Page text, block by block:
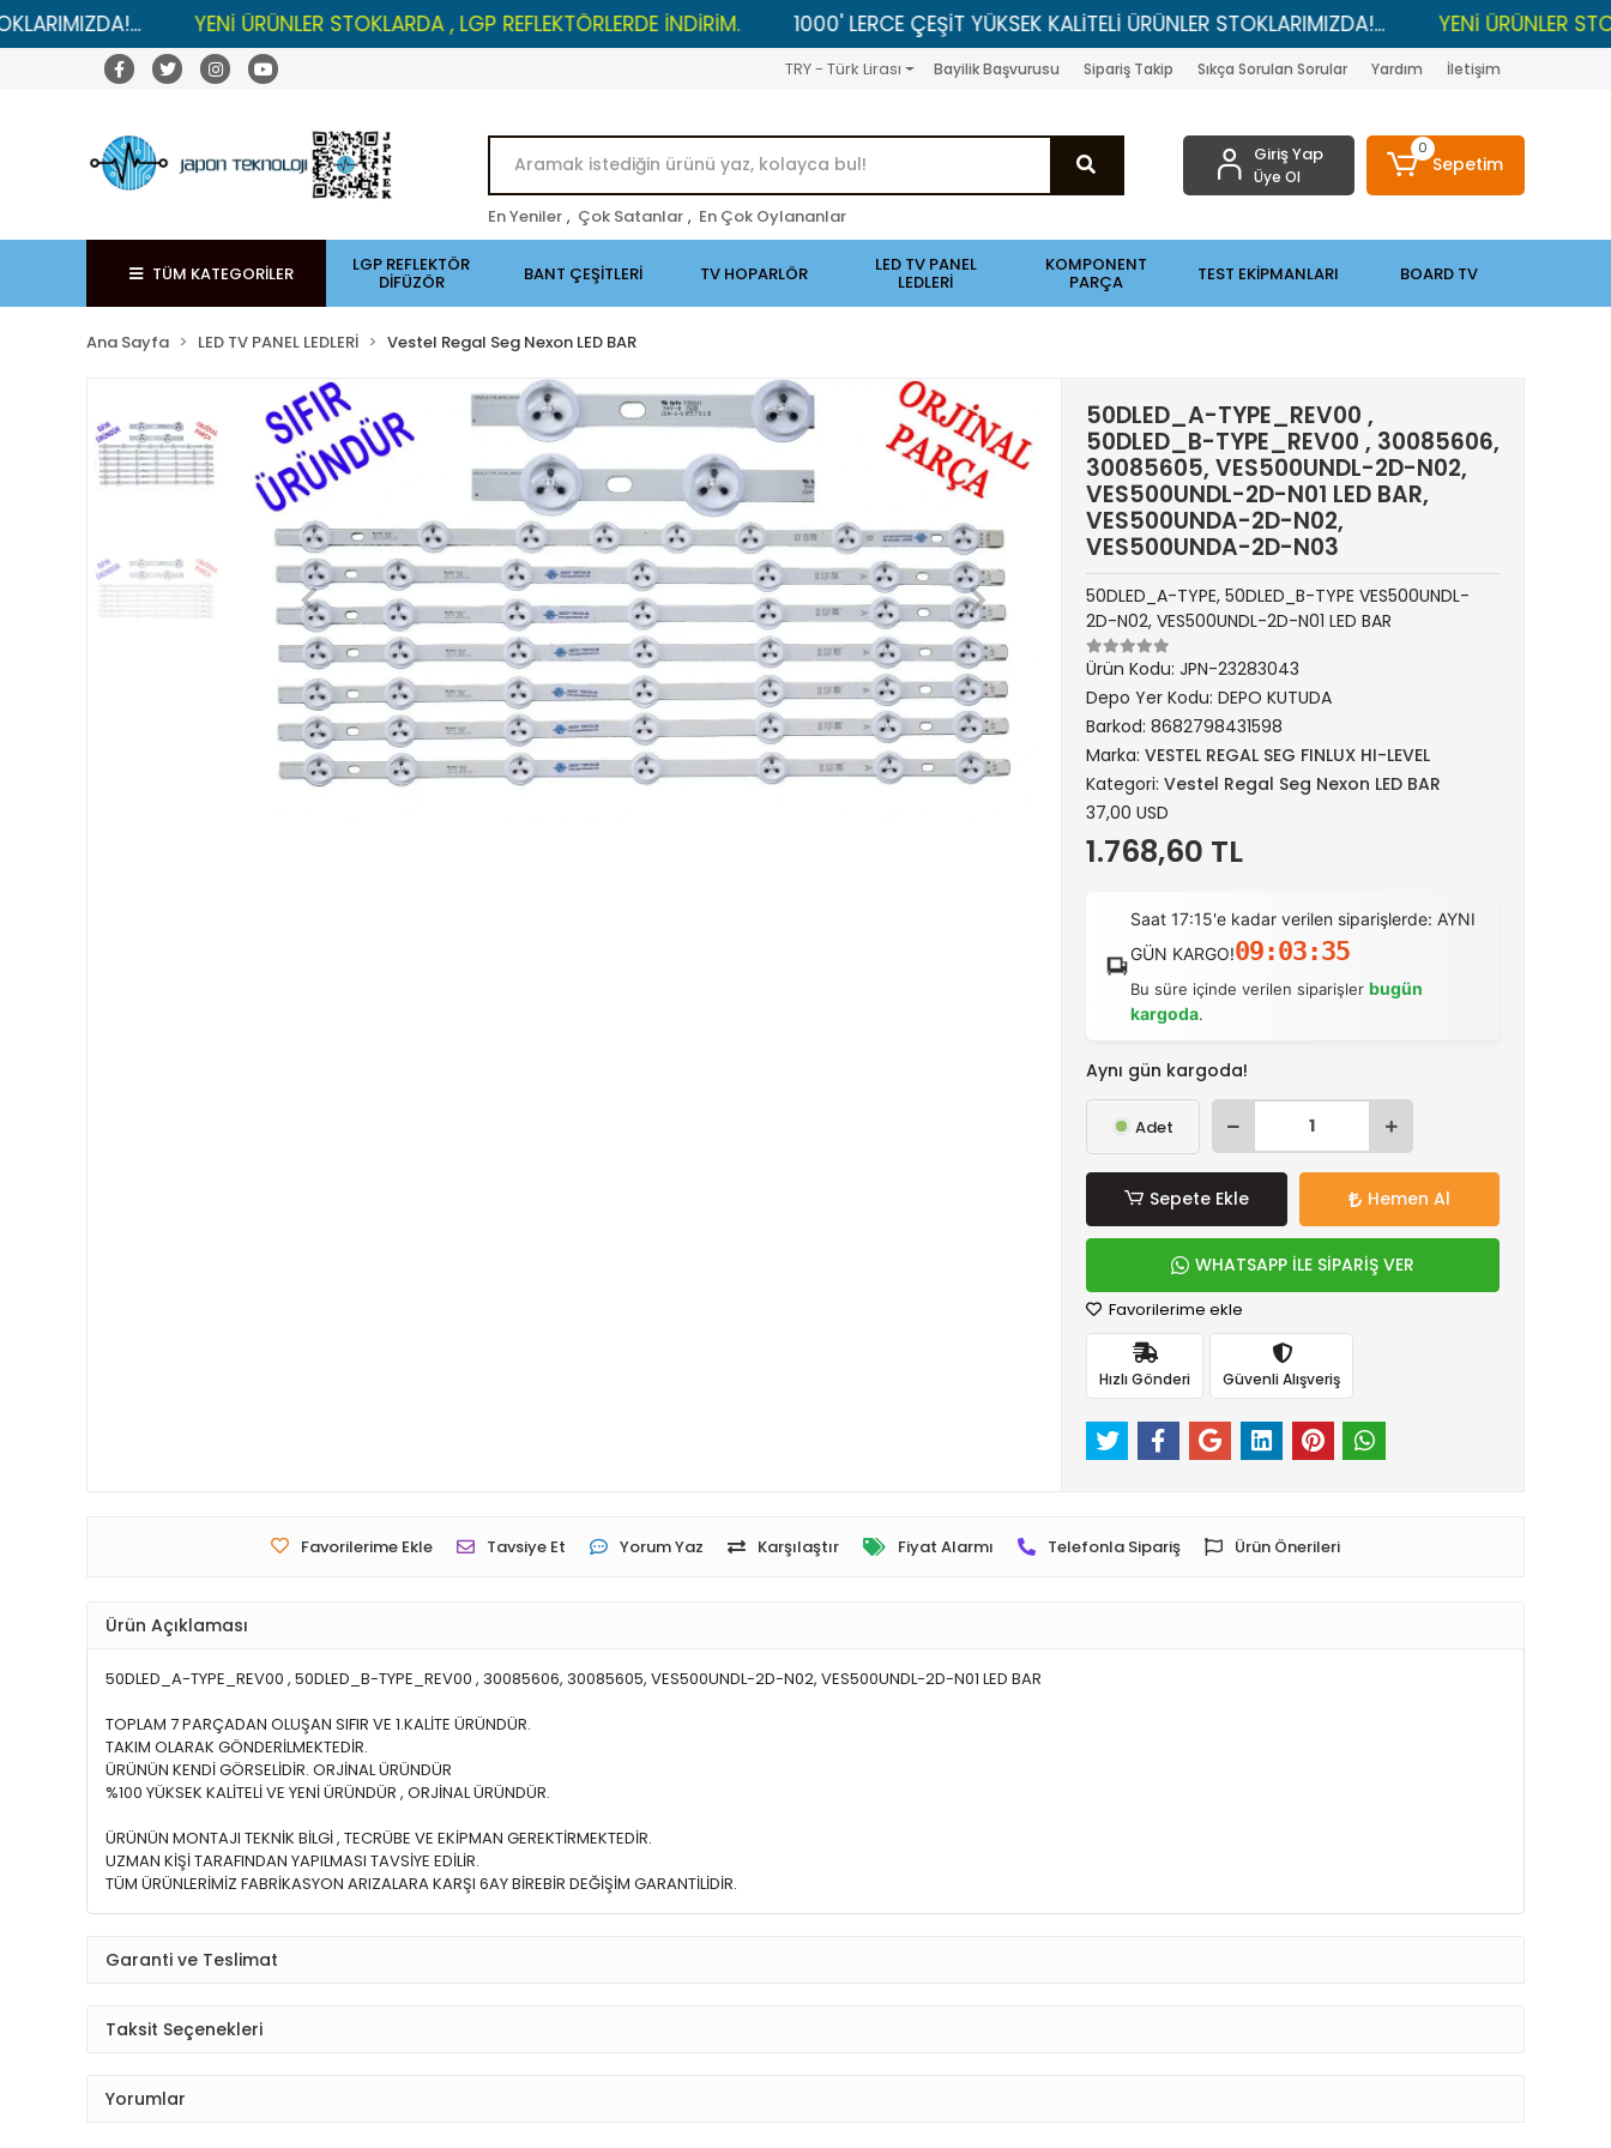
YENİ ÜRÜNLER STOKLARDA , LGP REFLEKTÖRLERDE İNDİRİM. 1000' LERCE ÇEŞİT YÜKSEK KALİTELİ ÜRÜNLER STOKLARIMIZDA!... YENİ ÜRÜNLER
TRY - Türk Lirası Bayilik Başvurusu Sipariş Takip Sıkça Sorulan Sorular Yardım İletişim
En Yeniler , Çok Satanlar , En Çok Oylananlar
Giriş Yap
Üye Ol
0
Sepetim
TÜM KATEGORİLER LGP REFLEKTÖR
DİFÜZÖR BANT ÇEŞİTLERİ TV HOPARLÖR LED TV PANEL
LEDLERİ
KOMPONENT
PARÇA TEST EKİPMANLARI BOARD TV
Ana Sayfa LED TV PANEL LEDLERİ Vestel Regal Seg Nexon LED BAR
50DLED_A-TYPE_REV00 ,
50DLED_B-TYPE_REV00 , 30085606,
30085605, VES500UNDL-2D-N02,
VES500UNDL-2D-N01 LED BAR,
VES500UNDA-2D-N02,
VES500UNDA-2D-N03
50DLED_A-TYPE, 50DLED_B-TYPE VES500UNDL-
2D-N02, VES500UNDL-2D-N01 LED BAR
Ürün Kodu: JPN-23283043
Depo Yer Kodu: DEPO KUTUDA
Barkod: 8682798431598
Marka: VESTEL REGAL SEG FINLUX HI-LEVEL
Kategori: Vestel Regal Seg Nexon LED BAR
37,00 USD
1.768,60 TL
Saat 17:15'e kadar verilen siparişlerde: AYNI
GÜN KARGO!09:03:35
Bu süre içinde verilen siparişler bugün
kargoda.
Aynı gün kargoda!
Adet
Sepete Ekle Hemen Al
WHATSAPP İLE SİPARİŞ VER
Favorilerime ekle
Hızlı Gönderi Güvenli Alışveriş
Favorilerime Ekle Tavsiye Et Yorum Yaz Karşılaştır Fiyat Alarmı Telefonla Sipariş Ürün Önerileri
Ürün Açıklaması
50DLED_A-TYPE_REV00 , 50DLED_B-TYPE_REV00 , 30085606, 30085605, VES500UNDL-2D-N02, VES500UNDL-2D-N01 LED BAR
TOPLAM 7 PARÇADAN OLUŞAN SIFIR VE 1.KALİTE ÜRÜNDÜR.
TAKIM OLARAK GÖNDERİLMEKTEDİR.
ÜRÜNÜN KENDİ GÖRSELİDİR. ORJİNAL ÜRÜNDÜR
%100 YÜKSEK KALİTELİ VE YENİ ÜRÜNDÜR , ORJİNAL ÜRÜNDÜR.
ÜRÜNÜN MONTAJI TEKNİK BİLGİ , TECRÜBE VE EKİPMAN GEREKTİRMEKTEDİR.
UZMAN KİŞİ TARAFINDAN YAPILMASI TAVSİYE EDİLİR.
TÜM ÜRÜNLERİMİZ FABRİKASYON ARIZALARA KARŞI 6AY BİREBİR DEĞİŞİM GARANTİLİDİR.
Garanti ve Teslimat
Taksit Seçenekleri
Yorumlar